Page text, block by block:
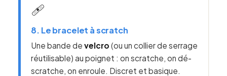
🩹
8. Le bracelet à scratch
Une bande develcro (ou un collier de serrage
réutilisable) au poignet : on scratche, on dé-
scratche, on enroule. Discret et basique.